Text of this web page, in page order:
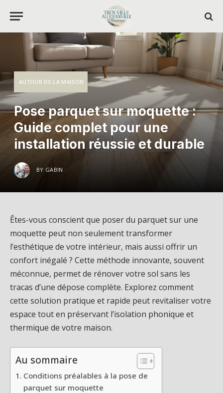
AUTOUR DE LA MAISON
Pose parquet sur moquette :
Guide complet pour une
installation réussie et durable
BY GABIN
Êtes-vous conscient que poser du parquet sur une
moquette peut non seulement transformer
l’esthétique de votre intérieur, mais aussi offrir un
confort inégalé ? Cette méthode innovante, souvent
méconnue, permet de rénover votre sol sans les
tracas d’une dépose complète. Explorez comment
cette solution pratique et rapide peut revitaliser votre
espace tout en préservant l’isolation phonique et
thermique de votre maison.
Au sommaire
Conditions préalables à la pose de
parquet sur moquette